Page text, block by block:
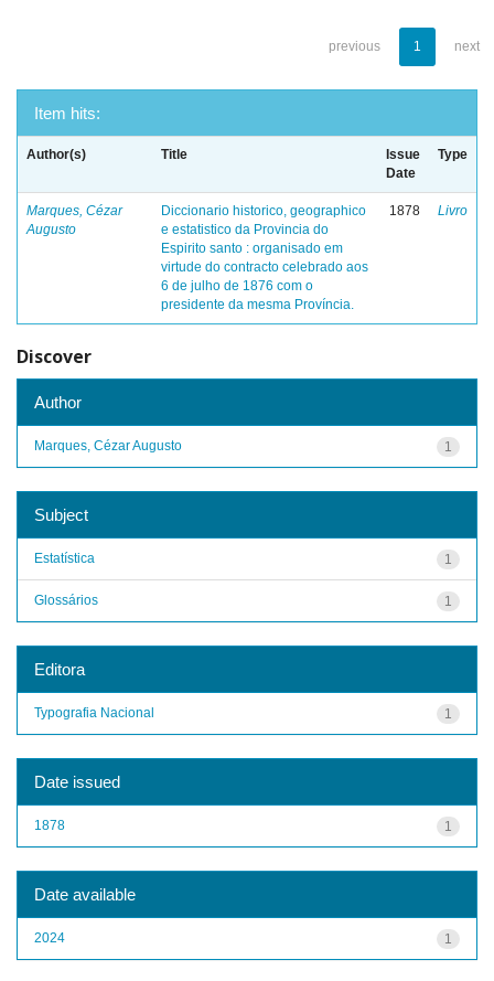
previous 1 next
Item hits:
Author(s) Title
Issue
Date
Type
Marques, Cézar
Augusto
Diccionario historico, geographico
e estatistico da Provincia do
Espirito santo : organisado em
virtude do contracto celebrado aos
6 de julho de 1876 com o
presidente da mesma Província.
1878 Livro
Discover
Author
1
Marques, Cézar Augusto
Subject
1
Estatística
1
Glossários
Editora
1
Typografia Nacional
Date issued
1
1878
Date available
1
2024